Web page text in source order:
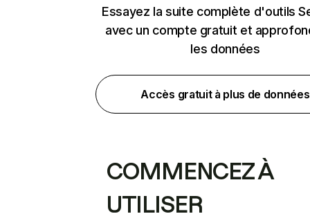
Essayez la suite complète d'outils
avec un compte gratuit et
les données
Accès gratuit à plus de données
COMMENCEZ À
UTILISER